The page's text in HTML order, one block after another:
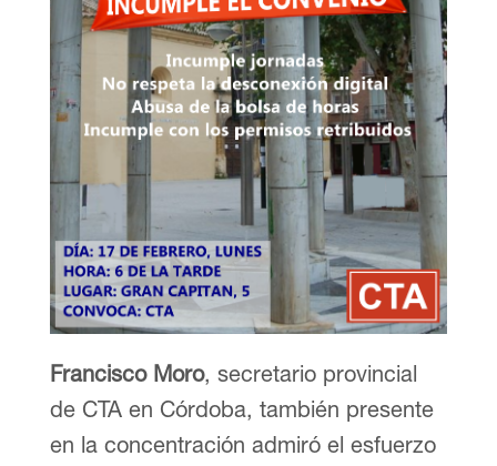
Francisco Moro, secretario provincial
de CTA en Córdoba, también presente
en la concentración admiró el esfuerzo